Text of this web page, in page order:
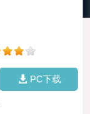
PC下载